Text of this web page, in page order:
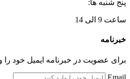
پنج شنبه ها:
ساعت 9 الی 14
خبرنامه
برای عضویت در خبرنامه ایمیل خود را
Email